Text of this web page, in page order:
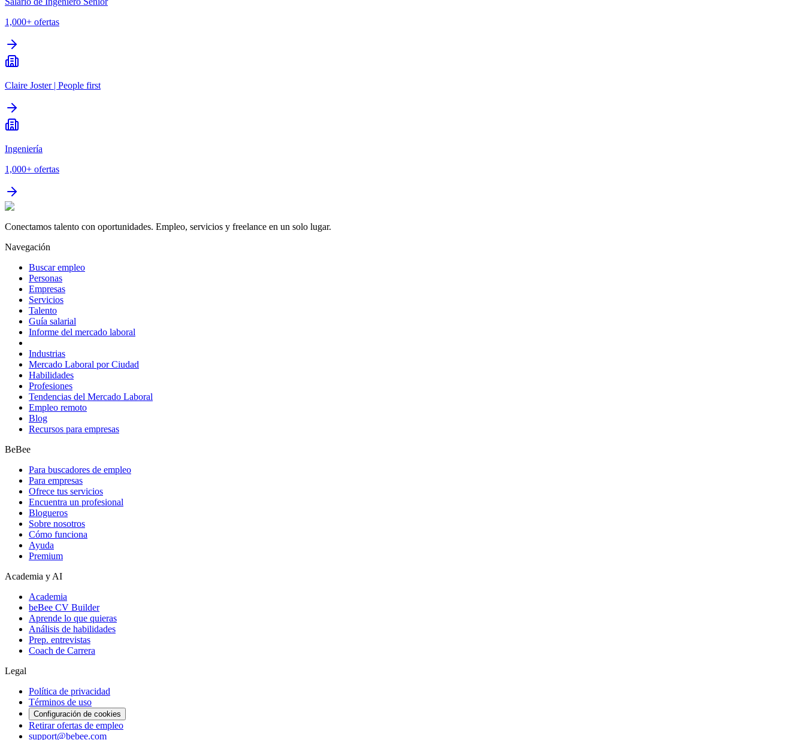
1,000+ ofertas
Claire Joster | People first
Ingeniería
1,000+ ofertas
Conectamos talento con oportunidades. Empleo, servicios y freelance en un solo lugar.
Navegación
Buscar empleo
Personas
Empresas
Servicios
Talento
Guía salarial
Informe del mercado laboral
Industrias
Mercado Laboral por Ciudad
Habilidades
Profesiones
Tendencias del Mercado Laboral
Empleo remoto
Blog
Recursos para empresas
BeBee
Para buscadores de empleo
Para empresas
Ofrece tus servicios
Encuentra un profesional
Blogueros
Sobre nosotros
Cómo funciona
Ayuda
Premium
Academia y AI
Academia
beBee CV Builder
Aprende lo que quieras
Análisis de habilidades
Prep. entrevistas
Coach de Carrera
Legal
Política de privacidad
Términos de uso
Configuración de cookies
Retirar ofertas de empleo
support@bebee.com